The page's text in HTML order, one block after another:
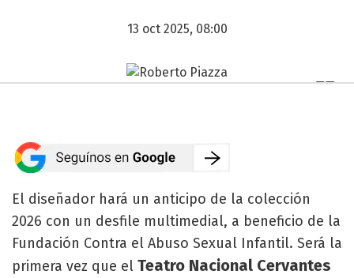
13 oct 2025, 08:00
El diseñador hará un anticipo de la colección
2026 con un desfile multimedial, a beneficio de la
Fundación Contra el Abuso Sexual Infantil. Será la
primera vez que el Teatro Nacional Cervantes